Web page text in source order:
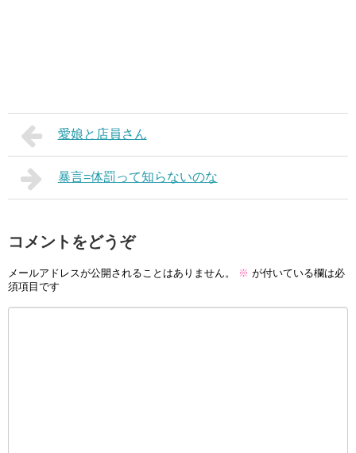
愛娘と店員さん
暴言=体罰って知らないのな
コメントをどうぞ
メールアドレスが公開されることはありません。 ※ が付いている欄は必
須項目です